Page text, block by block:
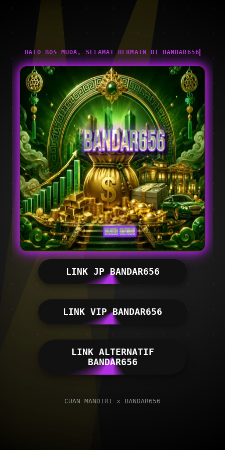
HALO BOS MUDA, SELAMAT BERMAIN DI BANDAR656
LINK JP BANDAR656
LINK VIP BANDAR656
LINK ALTERNATIF
BANDAR656
CUAN MANDIRI x BANDAR656